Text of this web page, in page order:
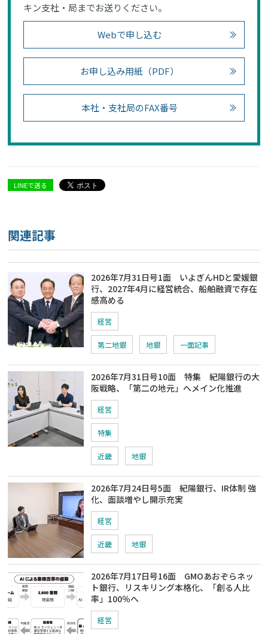
キン支社・局までお送りください。
Webで申し込む
お申し込み用紙（PDF）
本社・支社局のFAX番号
LINEで送る
関連記事
2026年7月31日号1面 いよぎんHDと愛媛銀
行、2027年4月に経営統合、船舶融資で存在
感高める
経営
第二地銀 地銀 一面記事
2026年7月31日号10面 特集 紀陽銀行の大
阪戦略、「第二の地元」へメイン化推進
経営
特集
近畿 地銀
2026年7月24日号5面 紀陽銀行、IR体制 強
化、面談増やし開示充実
経営
近畿 地銀
2026年7月17日号16面 GMOあおぞらネッ
ト銀行、リスキリング本格化、「創る人比
率」100％へ
経営